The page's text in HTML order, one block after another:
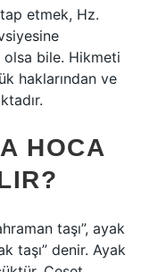
etmek, Hz.
olsa bile. Hikmeti
haklarından ve
HOCA
taşı”, ayak
taşı” denir. Ayak